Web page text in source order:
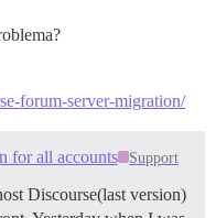
forum-server-migration/
for all accounts Support
Discourse(last version)